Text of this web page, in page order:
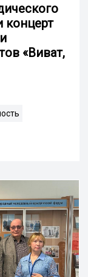
концерт
«Виват,